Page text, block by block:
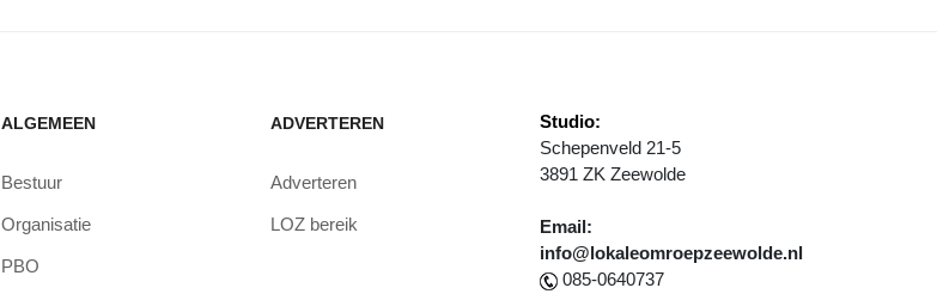
ALGEMEEN
Bestuur
Organisatie
PBO
ADVERTEREN
Adverteren
LOZ bereik
Studio:
Schepenveld 21-5
3891 ZK Zeewolde
Email:
info@lokaleomroepzeewolde.nl
085-0640737